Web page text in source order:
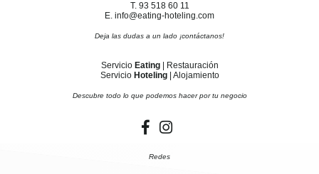
T. 93 518 60 11
E. info@eating-hoteling.com
Deja las dudas a un lado ¡contáctanos!
Servicio Eating| Restauración
Servicio Hoteling| Alojamiento
Descubre todo lo que podemos hacer por tu negocio
Redes